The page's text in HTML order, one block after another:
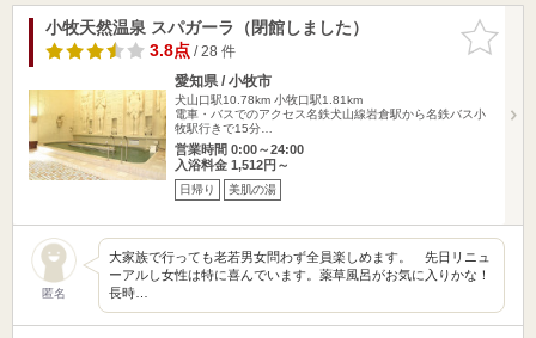
お気に入
りに追加
小牧天然温泉 スパガーラ（閉館しました）
3.8点/ 28 件
愛知県 / 小牧市
犬山口駅10.78km 小牧口駅1.81km
電車・バスでのアクセス名鉄犬山線岩倉駅から名鉄バス小
牧駅行きで15分…
営業時間 0:00～24:00
入浴料金 1,512円～
日帰り 美肌の湯
匿名
大家族で行っても老若男女問わず全員楽しめます。 先日リニュ
ーアルし女性は特に喜んでいます。薬草風呂がお気に入りかな！
長時…